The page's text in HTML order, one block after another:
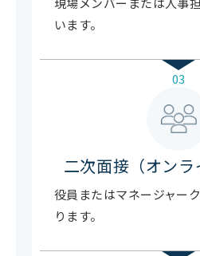
います。
03
二次面接（オンラ
役員またはマネージャー
ります。